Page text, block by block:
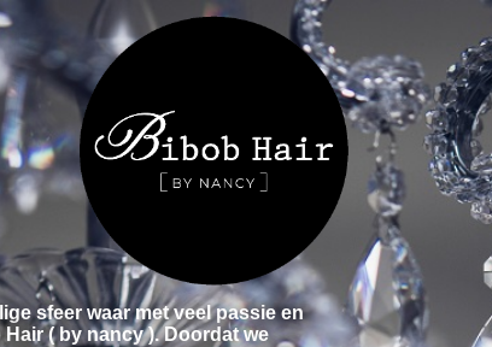
sfeer waar met veel passie en
( by nancy ). Doordat we